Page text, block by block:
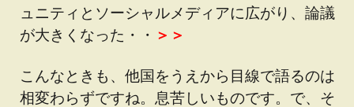
ュニティとソーシャルメディアに広がり、論議
が大きくなった・・ ＞＞
こんなときも、他国をうえから目線で語るのは
相変わらずですね。息苦しいものです。で、そ